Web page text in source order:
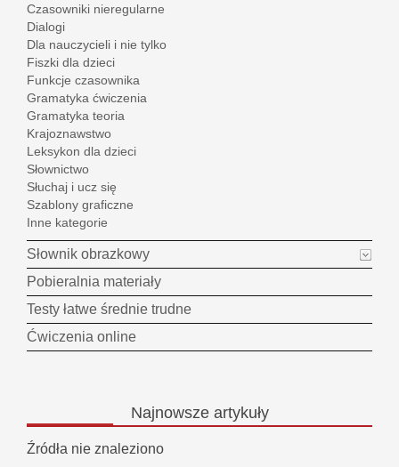
Czasowniki nieregularne
Dialogi
Dla nauczycieli i nie tylko
Fiszki dla dzieci
Funkcje czasownika
Gramatyka ćwiczenia
Gramatyka teoria
Krajoznawstwo
Leksykon dla dzieci
Słownictwo
Słuchaj i ucz się
Szablony graficzne
Inne kategorie
Słownik obrazkowy
Pobieralnia materiały
Testy łatwe średnie trudne
Ćwiczenia online
Najnowszeartykuły
Źródła nie znaleziono